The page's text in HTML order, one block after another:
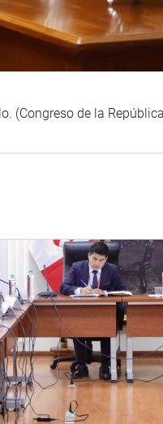
(Congreso de la